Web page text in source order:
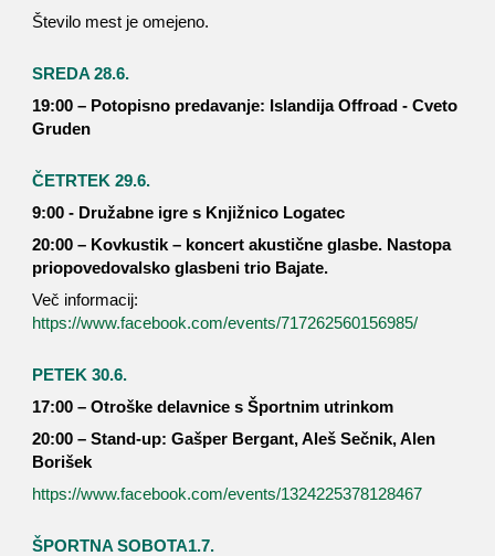
Število mest je omejeno.
SREDA 28.6.
19:00 – Potopisno predavanje: Islandija Offroad - Cveto
Gruden
ČETRTEK 29.6.
9:00 - Družabne igre s Knjižnico Logatec
20:00 – Kovkustik – koncert akustične glasbe. Nastopa
priopovedovalsko glasbeni trio Bajate.
Več informacij:
https://www.facebook.com/events/717262560156985/
PETEK 30.6.
17:00 – Otroške delavnice s Športnim utrinkom
20:00 – Stand-up: Gašper Bergant, Aleš Sečnik, Alen
Borišek
https://www.facebook.com/events/1324225378128467
ŠPORTNA SOBOTA1.7.